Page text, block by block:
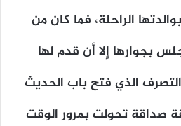
الراحلة، فما كان من
بجوارها إلا أن قدم لها
الذي فتح باب الحديث
صداقة تحولت بمرور الوقت